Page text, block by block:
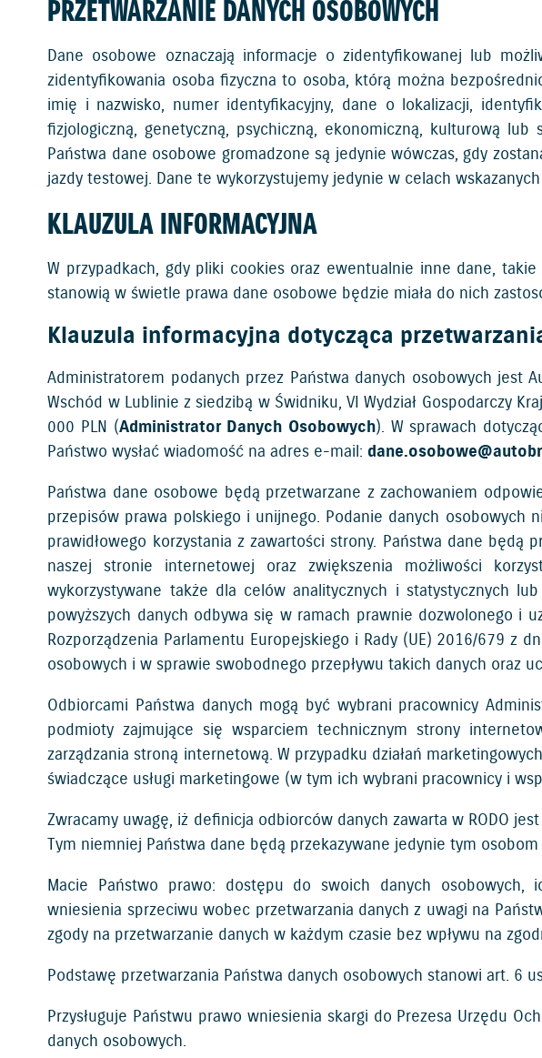
PRZETWARZANIE DANYCH OSOBOWYCH
Dane osobowe oznaczają informacje o zidentyfikowanej lub
zidentyfikowania osoba fizyczna to osoba, którą można
imię i nazwisko, numer identyfikacyjny, dane o lokalizacji,
fizjologiczną, genetyczną, psychiczną, ekonomiczną, kulturową
Państwa dane osobowe gromadzone są jedynie wówczas, gdy
jazdy testowej. Dane te wykorzystujemy jedynie w celach
KLAUZULA INFORMACYJNA
W przypadkach, gdy pliki cookies oraz ewentualnie inne dane,
stanowią w świetle prawa dane osobowe będzie miała do nich
Klauzula informacyjna dotycząca
Administratorem podanych przez Państwa danych osobowych jest
Wschód w Lublinie z siedzibą w Świdniku, VI Wydział Gospodarczy
000 PLN (Administrator Danych Osobowych). W sprawach
Państwo wysłać wiadomość na adres e-mail:
Państwa dane osobowe będą przetwarzane z zachowaniem
przepisów prawa polskiego i unijnego. Podanie danych
prawidłowego korzystania z zawartości strony. Państwa dane
naszej stronie internetowej oraz zwiększenia możliwości
wykorzystywane także dla celów analitycznych i statystycznych
powyższych danych odbywa się w ramach prawnie dozwolonego i
Rozporządzenia Parlamentu Europejskiego i Rady (UE) 2016/679 z
osobowych i w sprawie swobodnego przepływu takich danych oraz
Odbiorcami Państwa danych mogą być wybrani pracownicy
podmioty zajmujące się wsparciem technicznym strony
zarządzania stroną internetową. W przypadku działań
świadczące usługi marketingowe (w tym ich wybrani pracownicy i
Zwracamy uwagę, iż definicja odbiorców danych zawarta w RODO
Tym niemniej Państwa dane będą przekazywane jedynie tym
Macie Państwo prawo: dostępu do swoich danych osobowych,
wniesienia sprzeciwu wobec przetwarzania danych z uwagi na
zgody na przetwarzanie danych w każdym czasie bez wpływu na
Podstawę przetwarzania Państwa danych osobowych stanowi art. 6
Przysługuje Państwu prawo wniesienia skargi do Prezesa Urzędu
danych osobowych.